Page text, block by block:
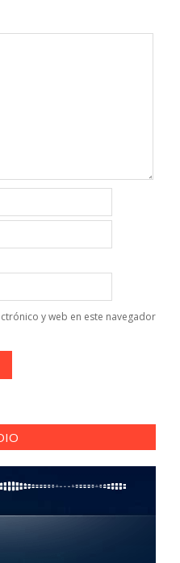
y web en este navegador